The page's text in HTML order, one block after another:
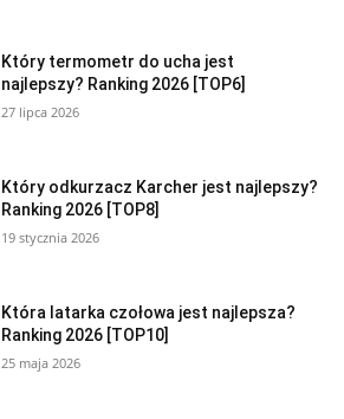
Który termometr do ucha jest
najlepszy? Ranking 2026 [TOP6]
27 lipca 2026
Który odkurzacz Karcher jest najlepszy?
Ranking 2026 [TOP8]
19 stycznia 2026
Która latarka czołowa jest najlepsza?
Ranking 2026 [TOP10]
25 maja 2026